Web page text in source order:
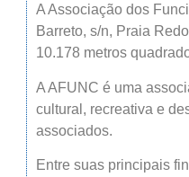
A Associação dos
Barreto, s/n, Praia
10.178 metros
A AFUNC é uma
cultural, recreativa e
associados.
Entre suas principais